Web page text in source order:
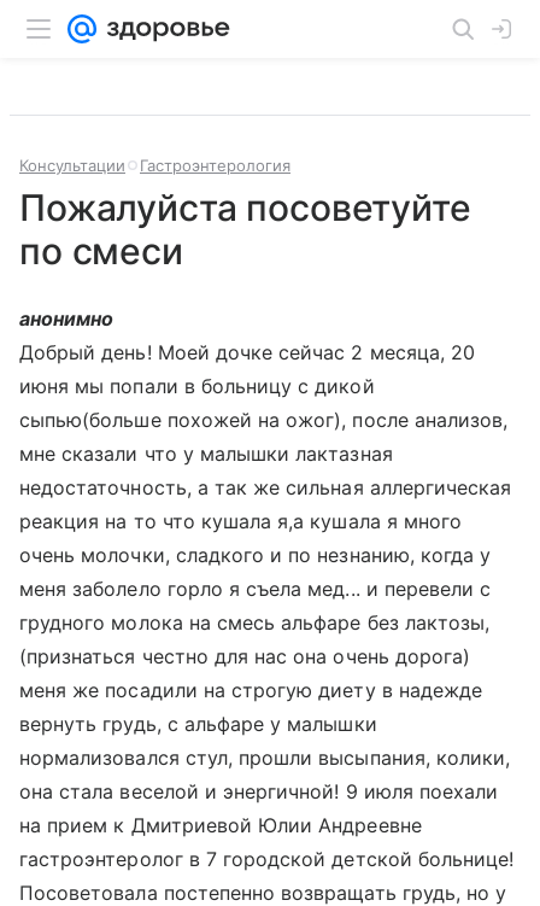
Консультации Гастроэнтерология
Пожалуйста посоветуйте
по смеси
анонимно
Добрый день! Моей дочке сейчас 2 месяца, 20
июня мы попали в больницу с дикой
сыпью(больше похожей на ожог), после анализов,
мне сказали что у малышки лактазная
недостаточность, а так же сильная аллергическая
реакция на то что кушала я,а кушала я много
очень молочки, сладкого и по незнанию, когда у
меня заболело горло я съела мед... и перевели с
грудного молока на смесь альфаре без лактозы,
(признаться честно для нас она очень дорога)
меня же посадили на строгую диету в надежде
вернуть грудь, с альфаре у малышки
нормализовался стул, прошли высыпания, колики,
она стала веселой и энергичной! 9 июля поехали
на прием к Дмитриевой Юлии Андреевне
гастроэнтеролог в 7 городской детской больнице!
Посоветовала постепенно возвращать грудь, но у